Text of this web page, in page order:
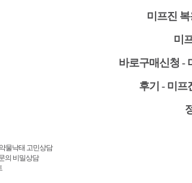
미프진
미
바로구매신청 -
후기 - 미프
물낙태 고민상담
의 비밀상담